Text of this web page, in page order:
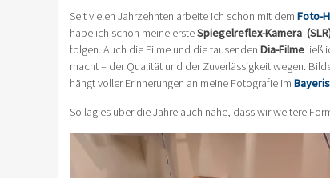
Seit vielen Jahrzehnten arbeite ich schon mit dem Foto-
habe ich schon meine ersteSpiegelreflex-Kamera
folgen. Auch die Filme und die tausenden Dia-Filme ließ
macht – der Qualität und der Zuverlässigkeit wegen.
hängt voller Erinnerungen an meine Fotografie im
So lag es über die Jahre auch nahe, dass wir weitere